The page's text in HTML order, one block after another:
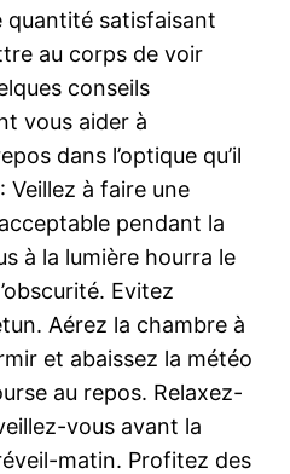
quantité satisfaisant
au corps de voir
conseils
vous aider à
dans l’optique qu’il
Veillez à faire une
pendant la
à la lumière hourra le
Evitez
Aérez la chambre à
et abaissez la météo
au repos. Relaxez-
vous avant la
matin. Profitez des